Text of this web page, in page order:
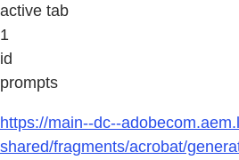
active tab
1
id
prompts
https://main--dc--
shared/fragments/acrobat/